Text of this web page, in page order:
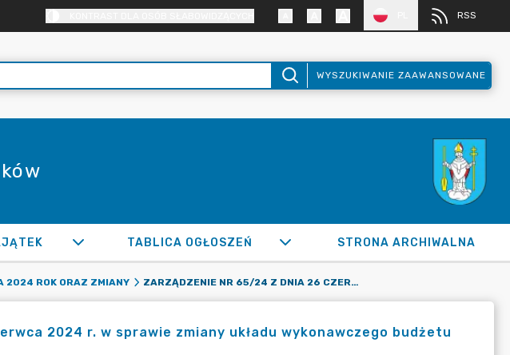
RSS
WYSZUKIWANIE ZAAWANSOWANE
TABLICA OGŁOSZEŃ STRONA ARCHIWALNA
2024 ROK ORAZ ZMIANY ZARZĄDZENIE NR 65/24 Z DNIA 26 CZERWCA 2024 R. W SPRAWIE ZMIANY UKŁADU WYKONAWCZEGO BUDŻETU MIASTA RADZIONKÓW NA 2024 ROK
2024 r. w sprawie zmiany układu wykonawczego budżetu